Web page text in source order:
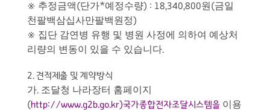
※ 추정금액(단가*예정수량) : 18,340,800원 (금일
천팔백삼십사만팔백원정)
※ 집단 감연병 유행 및 병원 사정에 의하여 예상처
리량의 변동이 있을 수 있습니다.
2. 견적제출 및 계약방식
가. 조달청 나라장터 홈페이지
(http://www.g2b.go.kr)국가종합전자조달시스템을 이용